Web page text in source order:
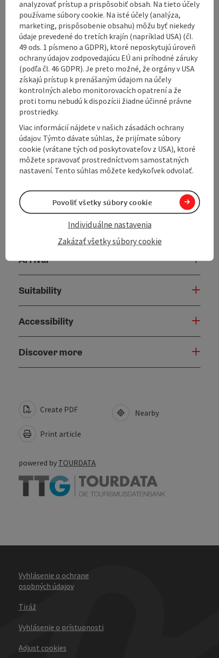
If you’d like to broaden your culinary horizons on the
weekend, enjoy ...
Display complete description
Contact
Opening hours
Kitchen
Equipment
Arrival
Suitability
Accessibility
Discover more
Create PDF
Print article
Nearby
powered by TOURDATA
Vyhlásenie o ochrane
osobných údajov
Tiráž
Vyhlásenie o prístupnosti
Adjust cookies
analyzovať prístup a prispôsobiť obsah. Na tieto účely
používame súbory cookie. Na isté účely (analýza,
marketing, prispôsobenie obsahu) môžu byť niekedy
údaje prevedené do tretích krajín (napríklad USA) (čl.
49 ods. 1 písmeno a GDPR), ktoré neposkytujú úroveň
ochrany údajov zodpovedajúcu EÚ ani príhodné záruky
(podľa čl. 46 GDPR). Je preto možné, že orgány v USA
získajú prístup k prenášaným údajom na účely
kontrolných alebo monitorovacích opatrení a že
proti tomu nebudú k dispozícii žiadne účinné právne
prostriedky.
Viac informácií nájdete v našich zásadách ochrany
údajov. Týmto dávate súhlas, že prijímate súbory
cookie (vrátane tých od poskytovateľov z USA), ktoré
môžete spravovať prostredníctvom samostatných
nastavení. Tento súhlas môžete kedykoľvek odvolať.
Zakázať všetky súbory cookie
Individuálne nastavenia
Povoliť všetky súbory cookie